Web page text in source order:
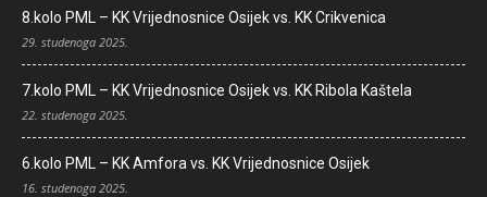
8.kolo PML – KK Vrijednosnice Osijek vs. KK Crikvenica
29. studenoga 2025.
7.kolo PML – KK Vrijednosnice Osijek vs. KK Ribola Kaštela
22. studenoga 2025.
6.kolo PML – KK Amfora vs. KK Vrijednosnice Osijek
16. studenoga 2025.